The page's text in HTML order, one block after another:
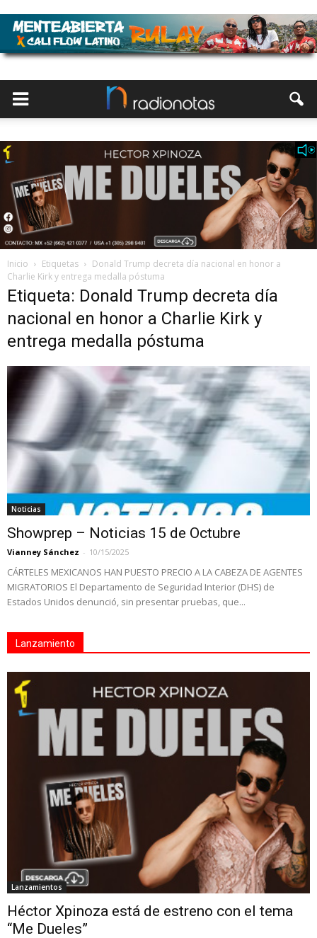
Inicio Etiquetas
Donald Trump decreta día nacional en honor a
Charlie Kirk y entrega medalla póstuma
Etiqueta: Donald Trump decreta día
nacional en honor a Charlie Kirk y
entrega medalla póstuma
Noticias
Showprep – Noticias 15 de Octubre
Vianney Sánchez - 10/15/2025
CÁRTELES MEXICANOS HAN PUESTO PRECIO A LA CABEZA DE AGENTES
MIGRATORIOS El Departamento de Seguridad Interior (DHS) de
Estados Unidos denunció, sin presentar pruebas, que...
Lanzamiento
Lanzamientos
Héctor Xpinoza está de estreno con el tema
“Me Dueles”